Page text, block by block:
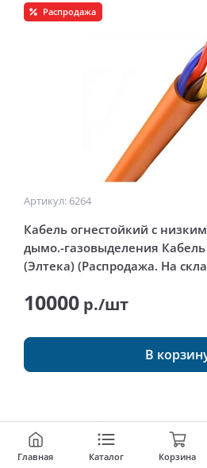
Главная Каталог Корзина
Распродажа
Артикул: 6264
Кабель огнестойкий с
дымо.-газовыделения Кабель
(Элтека) (Распродажа. На
10000 р./шт
В